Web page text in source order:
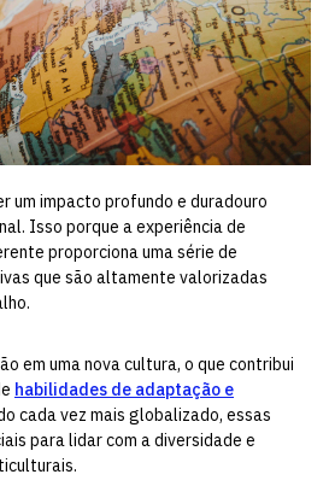
um impacto profundo e duradouro
Isso porque a experiência de
proporciona uma série de
que são altamente valorizadas
em uma nova cultura, o que contribui
habilidades de adaptação e
cada vez mais globalizado, essas
para lidar com a diversidade e